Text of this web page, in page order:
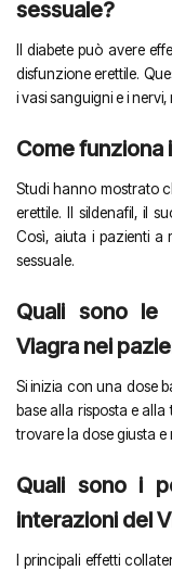
sessuale?
Il diabete può avere
disfunzione erettile.
i vasi sanguigni e i
Come funziona
Studi hanno mostrato
erettile. Il sildenafil, il
Così, aiuta i pazienti a
sessuale.
Quali sono le
Viagra nei
Si inizia con una dose
base alla risposta e
trovare la dose giusta
Quali sono i
interazioni del
I principali effetti